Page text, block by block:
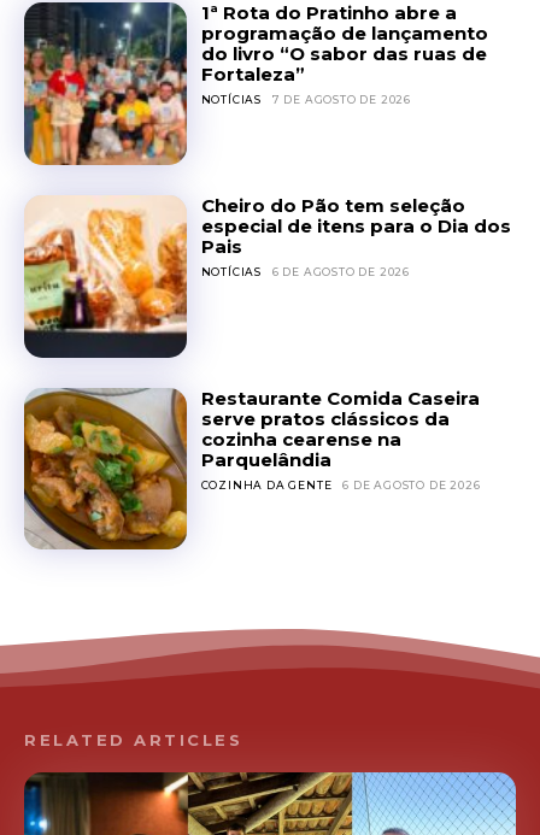
1ª Rota do Pratinho abre a
programação de lançamento
do livro “O sabor das ruas de
Fortaleza”
NOTÍCIAS 7 DE AGOSTO DE 2026
Cheiro do Pão tem seleção
especial de itens para o Dia dos
Pais
NOTÍCIAS 6 DE AGOSTO DE 2026
Restaurante Comida Caseira
serve pratos clássicos da
cozinha cearense na
Parquelândia
COZINHA DA GENTE 6 DE AGOSTO DE 2026
RELATED ARTICLES